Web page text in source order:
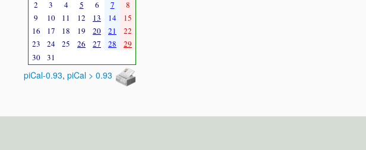
2
3 4 5 6 7
8
9
10 11 12 13 14
15
16
17 18 19 20 21
22
23
24 25 26 27 28
29
30
31
piCal-0.93, piCal > 0.93